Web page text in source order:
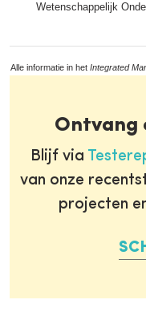
Wetenschappelijk
Alle informatie in het Integrated
Ontvang
Blijf via
van onze
projecten